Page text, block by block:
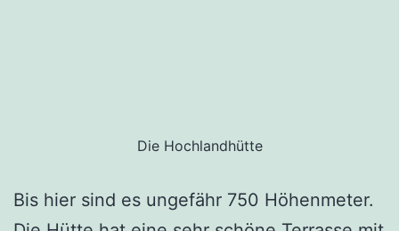
Die Hochlandhütte
Bis hier sind es ungefähr 750 Höhenmeter.